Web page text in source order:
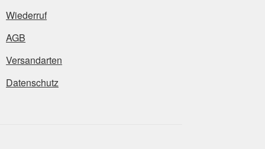
Wiederruf
AGB
Versandarten
Datenschutz